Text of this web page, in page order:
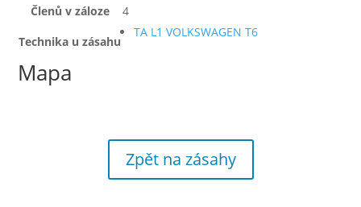
Členů v záloze
4
Technika u zásahu
TA L1 VOLKSWAGEN T6
Mapa
Zpět na zásahy